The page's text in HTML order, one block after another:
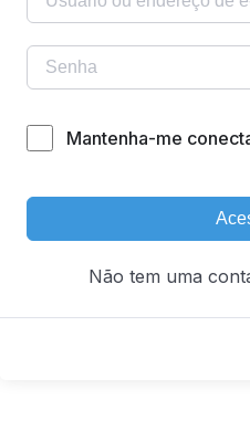
Mantenha-me
Não tem uma